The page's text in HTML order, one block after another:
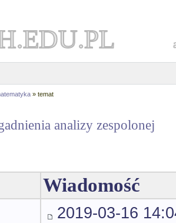
» temat
analizy zespolonej
Wiadomość
2019-03-16